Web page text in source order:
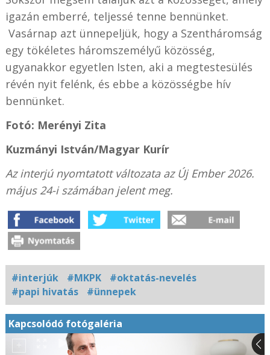
igazán emberré, teljessé tenne bennünket.
Vasárnap azt ünnepeljük, hogy a Szentháromság
egy tökéletes háromszemélyű közösség,
ugyanakkor egyetlen Isten, aki a megtestesülés
révén nyit felénk, és ebbe a közösségbe hív
bennünket.
Fotó: Merényi Zita
Kuzmányi István/Magyar Kurír
Az interjú nyomtatott változata az Új Ember 2026.
május 24-i számában jelent meg.
#interjúk #MKPK
#oktatás-nevelés
#papi hivatás
#ünnepek
Kapcsolódó fotógaléria